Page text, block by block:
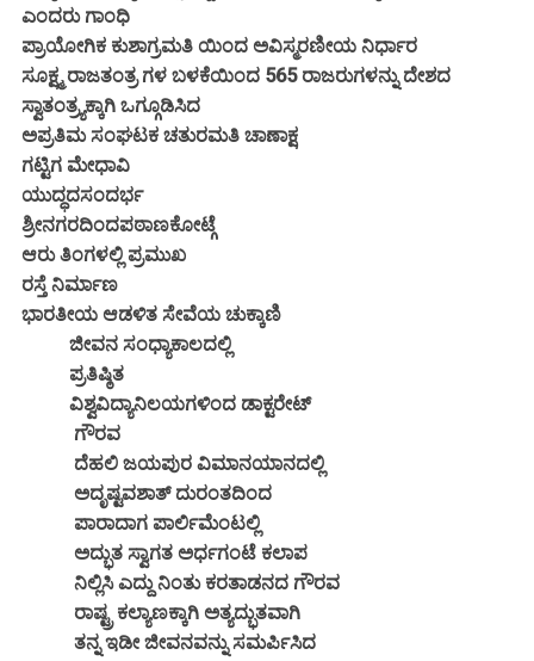
ಎಂದರು ಗಾಂಧಿ
ಪ್ರಾಯೋಗಿಕ ಕುಶಾಗ್ರಮತಿ ಯಿಂದ ಅವಿಸ್ಮರಣೀಯ ನಿರ್ಧಾರ
ಸೂಕ್ಷ್ಮ ರಾಜತಂತ್ರ ಗಳ ಬಳಕೆಯಿಂದ 565 ರಾಜರುಗಳನ್ನು ದೇಶದ
ಸ್ವಾತಂತ್ರ್ಯಕ್ಕಾಗಿ ಒಗ್ಗೂಡಿಸಿದ
ಅಪ್ರತಿಮ ಸಂಘಟಕ ಚತುರಮತಿ ಚಾಣಾಕ್ಷ
ಗಟ್ಟಿಗ ಮೇಧಾವಿ
ಯುದ್ಧದಸಂದರ್ಭ
ಶ್ರೀನಗರದಿಂದಪಠಾಣಕೋಟ್ಗೆ
ಆರು ತಿಂಗಳಲ್ಲಿ ಪ್ರಮುಖ
ರಸ್ತೆ ನಿರ್ಮಾಣ
ಭಾರತೀಯ ಆಡಳಿತ ಸೇವೆಯ ಚುಕ್ಕಾಣಿ
ಜೀವನ ಸಂಧ್ಯಾಕಾಲದಲ್ಲಿ
ಪ್ರತಿಷ್ಠಿತ
ವಿಶ್ವವಿದ್ಯಾನಿಲಯಗಳಿಂದ ಡಾಕ್ಟರೇಟ್
ಗೌರವ
ದೆಹಲಿ ಜಯಪುರ ವಿಮಾನಯಾನದಲ್ಲಿ
ಅದೃಷ್ಟವಶಾತ್ ದುರಂತದಿಂದ
ಪಾರಾದಾಗ ಪಾರ್ಲಿಮೆಂಟಲ್ಲಿ
ಅದ್ಭುತ ಸ್ವಾಗತ ಅರ್ಧಗಂಟೆ ಕಲಾಪ
ನಿಲ್ಲಿಸಿ ಎದ್ದು ನಿಂತು ಕರತಾಡನದ ಗೌರವ
ರಾಷ್ಟ್ರ ಕಲ್ಯಾಣಕ್ಕಾಗಿ ಅತ್ಯದ್ಭುತವಾಗಿ
ತನ್ನ ಇಡೀ ಜೀವನವನ್ನು ಸಮರ್ಪಿಸಿದ